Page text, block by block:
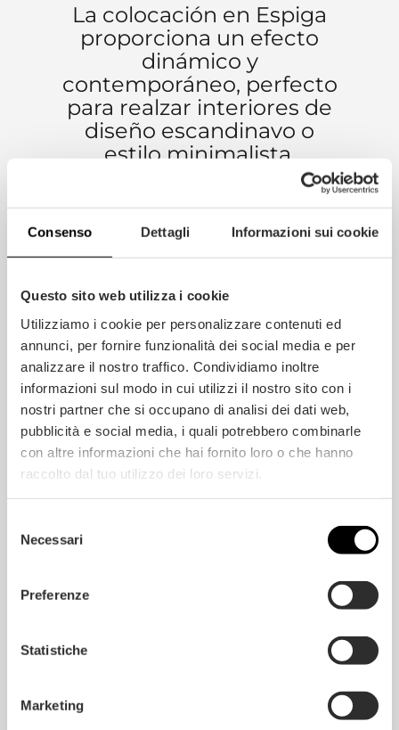
Consenso Dettagli Informazioni sui cookie
Questo sito web utilizza i cookie
Utilizziamo i cookie per personalizzare contenuti ed
annunci, per fornire funzionalità dei social media e per
analizzare il nostro traffico. Condividiamo inoltre
informazioni sul modo in cui utilizzi il nostro sito con i
nostri partner che si occupano di analisi dei dati web,
pubblicità e social media, i quali potrebbero combinarle
con altre informazioni che hai fornito loro o che hanno
raccolto dal tuo utilizzo dei loro servizi.
delNecessari
Preferenze
Statistiche
Marketing
La colocación en Espiga
proporciona un efecto
dinámico y
contemporáneo, perfecto
para realzar interiores de
diseño escandinavo o
estilo minimalista.
INFORMACIÓN ADICIONAL
DIMENSIONES DEL SUELO DE MADERA
CARACTERÍSTICAS DEL PRODUCTO
CLASES DE APARIENCIA